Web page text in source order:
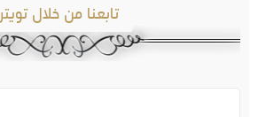
تابعنا من خلال تويتر